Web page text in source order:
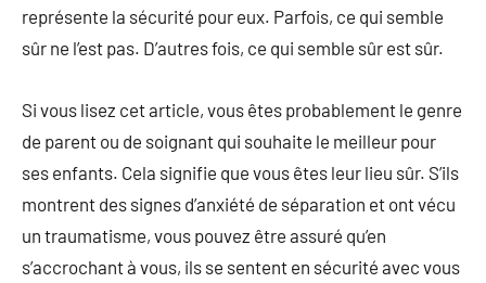
représente la sécurité pour eux. Parfois, ce qui semble
sûr ne l’est pas. D’autres fois, ce qui semble sûr est sûr.
Si vous lisez cet article, vous êtes probablement le genre
de parent ou de soignant qui souhaite le meilleur pour
ses enfants. Cela signifie que vous êtes leur lieu sûr. S’ils
montrent des signes d’anxiété de séparation et ont vécu
un traumatisme, vous pouvez être assuré qu’en
s’accrochant à vous, ils se sentent en sécurité avec vous